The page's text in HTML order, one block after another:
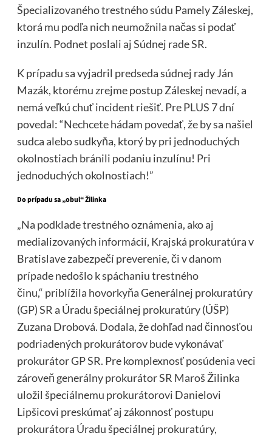
Špecializovaného trestného súdu Pamely Záleskej,
ktorá mu podľa nich neumožnila načas si podať
inzulín. Podnet poslali aj Súdnej rade SR.
K prípadu sa vyjadril predseda súdnej rady Ján
Mazák, ktorému zrejme postup Záleskej nevadí, a
nemá veľkú chuť incident riešiť. Pre PLUS 7 dní
povedal: “Nechcete hádam povedať, že by sa našiel
sudca alebo sudkyňa, ktorý by pri jednoduchých
okolnostiach bránili podaniu inzulínu! Pri
jednoduchých okolnostiach!”
Do prípadu sa „obul“ Žilinka
„Na podklade trestného oznámenia, ako aj
medializovaných informácií, Krajská prokuratúra v
Bratislave zabezpečí preverenie, či v danom
prípade nedošlo k spáchaniu trestného
činu,“ priblížila hovorkyňa Generálnej prokuratúry
(GP) SR a Úradu špeciálnej prokuratúry (ÚŠP)
Zuzana Drobová. Dodala, že dohľad nad činnosťou
podriadených prokurátorov bude vykonávať
prokurátor GP SR. Pre komplexnosť posúdenia veci
zároveň generálny prokurátor SR Maroš Žilinka
uložil špeciálnemu prokurátorovi Danielovi
Lipšicovi preskúmať aj zákonnosť postupu
prokurátora Úradu špeciálnej prokuratúry,